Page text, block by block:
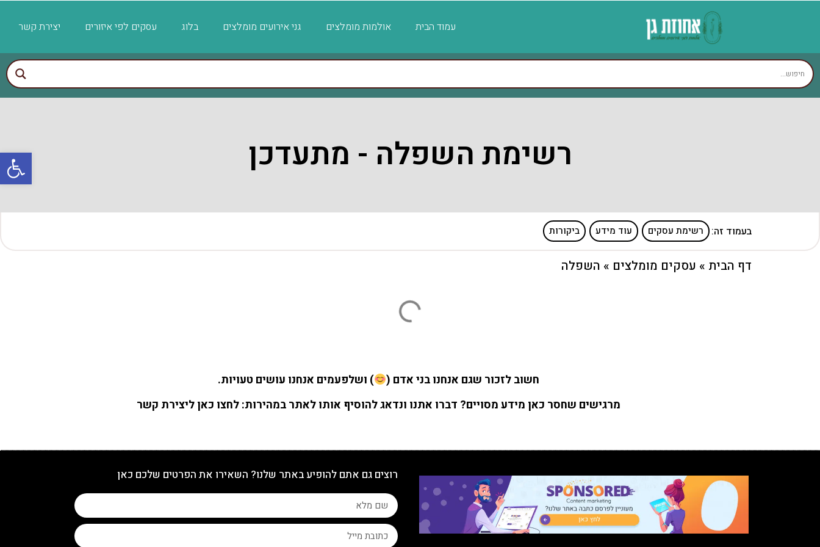
עמוד הבית אולמות מומלצים גני אירועים מומלצים בלוג עסקים לפי איזורים יצירת קשר
רשימת השפלה - מתעדכן
בעמוד זה: רשימת עסקים עוד מידע ביקורות
דף הבית » עסקים מומלצים » השפלה
חשוב לזכור שגם אנחנו בני אדם (
) ושלפעמים אנחנו עושים טעויות.
מרגישים שחסר כאן מידע מסויים? דברו אתנו ונדאג להוסיף אותו לאתר במהירות:לחצו כאן ליצירת קשר
רוצים גם אתם להופיע באתר שלנו? השאירו את הפרטים שלכם כאן